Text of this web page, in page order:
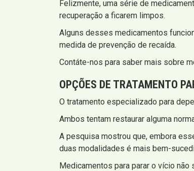
Felizmente, uma série de
recuperação a ficarem limpos.
Alguns desses medicamentos
medida de prevenção de recaída.
Contáte-nos para saber mais sobre
OPÇÕES DE TRATAMENTO
O tratamento especializado para
Ambos tentam restaurar alguma
A pesquisa mostrou que, embora
duas modalidades é mais bem-
Medicamentos para parar o vício